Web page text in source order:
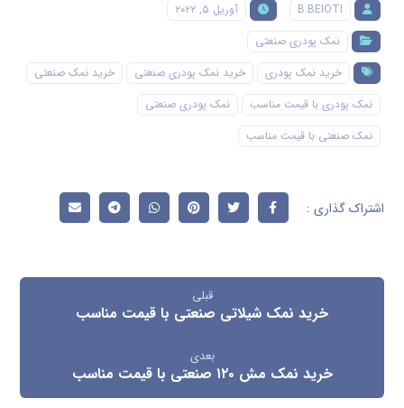
B.BEIOTI
آوریل ۵, ۲۰۲۲
نمک پودری صنعتی
خرید نمک پودری
خرید نمک پودری صنعتی
خرید نمک صنعتی
نمک پودری با قیمت مناسب
نمک پودری صنعتی
نمک صنعتی با قیمت مناسب
قبلی
خرید نمک شیلاتی صنعتی با قیمت مناسب
بعدی
خرید نمک مش ۱۲۰ صنعتی با قیمت مناسب